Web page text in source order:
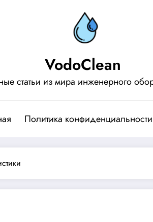
VodoClean
статьи из мира инженерного
Политика конфиденциальности